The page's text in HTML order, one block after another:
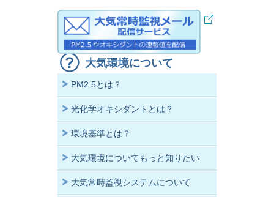
大気環境について
PM2.5とは？
光化学オキシダントとは？
環境基準とは？
大気環境についてもっと知りたい
大気常時監視システムについて